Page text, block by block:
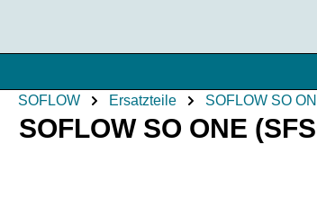
SOFLOW Ersatzteile SOFLOW SO
SOFLOW SO ONE